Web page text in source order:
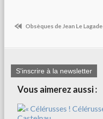
Obsèques de Jean Le
S'inscrire à la newsletter
Vous aimerez aussi :